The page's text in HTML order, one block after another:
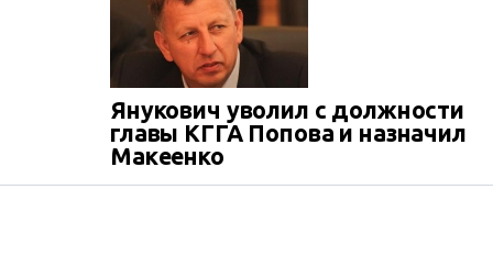
Янукович уволил с должности
главы КГГА Попова и назначил
Макеенко